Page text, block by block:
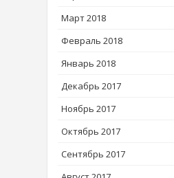
Март 2018
Февраль 2018
Январь 2018
Декабрь 2017
Ноябрь 2017
Октябрь 2017
Сентябрь 2017